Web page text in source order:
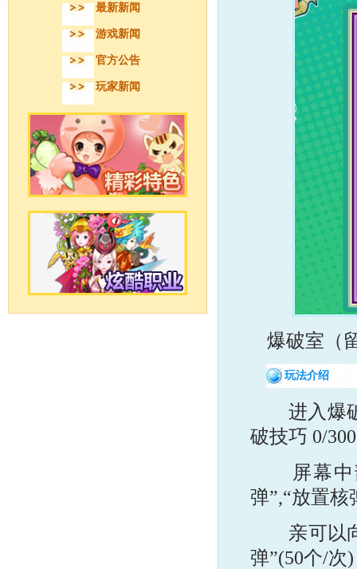
最新新闻
游戏新闻
官方公告
玩家新闻
爆破室（
玩法介绍
进入爆破
破技巧 0/
屏幕中部
弹”,“放置核
亲可以向
弹”(50个/次